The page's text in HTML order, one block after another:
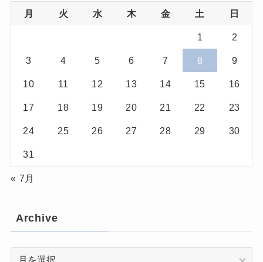
月 火 水 木 金 土 日
1 2
3 4 5 6 7 8 9
10 11 12 13 14 15 16
17 18 19 20 21 22 23
24 25 26 27 28 29 30
31
« 7月
Archive
Archive